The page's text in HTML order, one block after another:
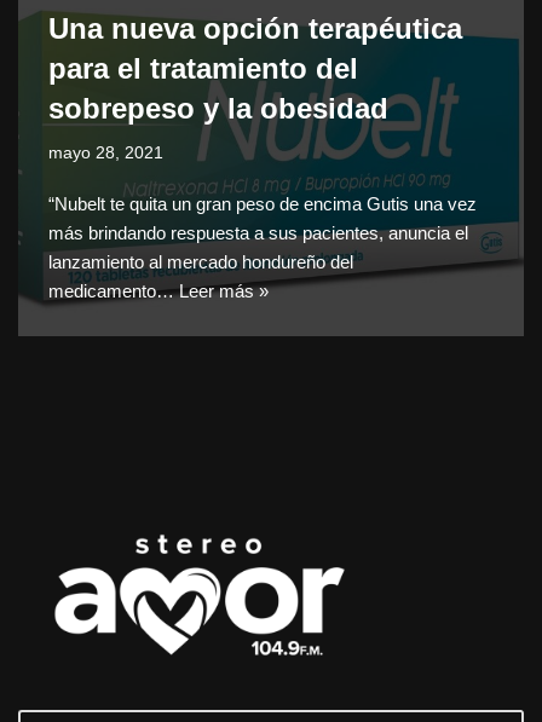
Una nueva opción terapéutica
para el tratamiento del
sobrepeso y la obesidad
mayo 28, 2021
“Nubelt te quita un gran peso de encima Gutis una vez
más brindando respuesta a sus pacientes, anuncia el
lanzamiento al mercado hondureño del
medicamento…Leer más »